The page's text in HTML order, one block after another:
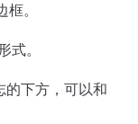
。
。
的下方，可以和